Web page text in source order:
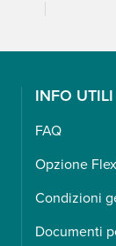
INFO UTILI
FAQ
Opzione
Condizioni
Documenti